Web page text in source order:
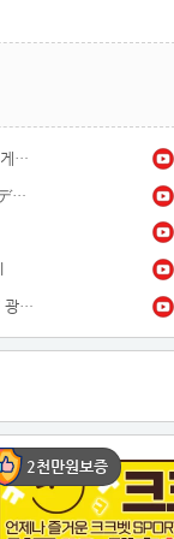
독침 맞고도, 목에 구멍나도 ‘꿀꺽’…참개구리에게는 말벌도 한끼 식사 ｜지금 이 장면
【4Kムービーグラビア】話題の #サロンモデル #緑川春菜 ちゃんが、2度目の登場にして初表紙！前回に引き続き、水着は一切ナシで、洋服グラビアの可能性に挑戦した撮影に最高画質で没入密着！【メイキング】
'맛있는 건 알아가지고 ????' 2005년 여름 TV 광고 모음 | 옛날티브이 옛날광고 추억의광고
2천만원보증